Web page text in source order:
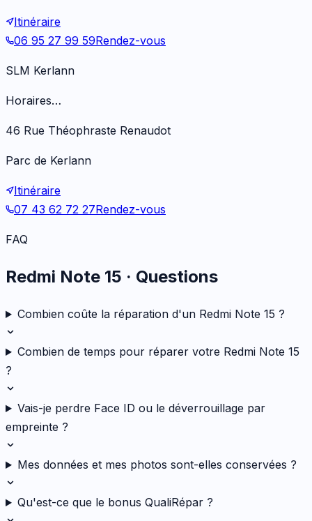
Itinéraire
06 95 27 99 59Rendez-vous
SLM Kerlann
Horaires…
46 Rue Théophraste Renaudot
Parc de Kerlann
Itinéraire
07 43 62 72 27Rendez-vous
FAQ
Redmi Note 15 · Questions
Combien coûte la réparation d'un Redmi Note 15 ?
Combien de temps pour réparer votre Redmi Note 15
?
Vais-je perdre Face ID ou le déverrouillage par
empreinte ?
Mes données et mes photos sont-elles conservées ?
Qu'est-ce que le bonus QualiRépar ?